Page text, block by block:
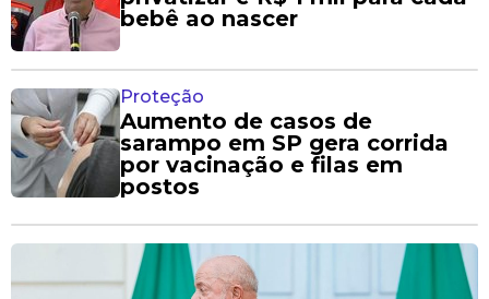
bebê ao nascer
Proteção
Aumento de casos de
sarampo em SP gera corrida
por vacinação e filas em
postos